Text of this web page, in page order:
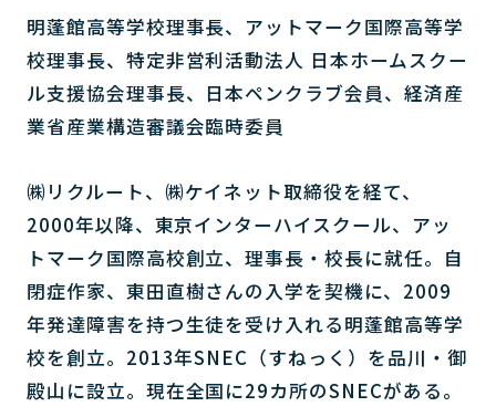
明蓬館高等学校理事長、アットマーク国際高等学
校理事長、特定非営利活動法人 日本ホームスクー
ル支援協会理事長、日本ペンクラブ会員、経済産
業省産業構造審議会臨時委員
㈱リクルート、㈱ケイネット取締役を経て、
2000年以降、東京インターハイスクール、アッ
トマーク国際高校創立、理事長・校長に就任。自
閉症作家、東田直樹さんの入学を契機に、2009
年発達障害を持つ生徒を受け入れる明蓬館高等学
校を創立。2013年SNEC（すねっく）を品川・御
殿山に設立。現在全国に29カ所のSNECがある。